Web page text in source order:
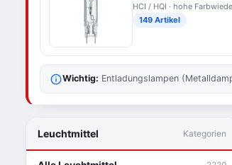
HCI / HQI · hohe
149 Artikel
Wichtig: Entladungslampen
Leuchtmittel Kategorien